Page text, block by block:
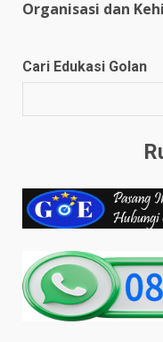
navigation
Organisasi dan
Cari Edukasi Golan